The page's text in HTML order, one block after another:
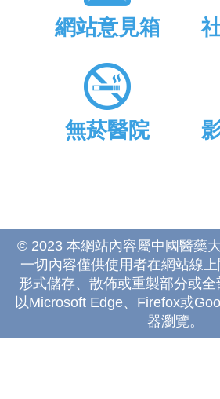
網站意見箱
無菸醫院
© 2023 本網站內容屬中國醫藥
一切內容僅供使用者在網站線
形式儲存、散佈或重製部分或
以Microsoft Edge、Firefox或
器瀏覽。